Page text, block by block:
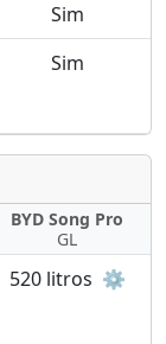
Sim
Sim
BYD Song Pro
GL
520 litros ⚙️